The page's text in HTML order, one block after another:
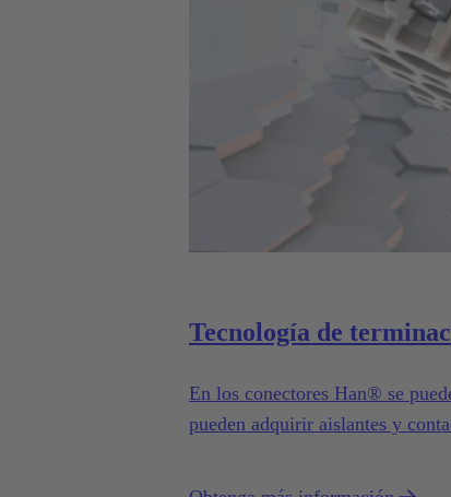
Tecnología de
En los conectores Han® se
pueden adquirir aislantes y
de cable, la sección de cable y